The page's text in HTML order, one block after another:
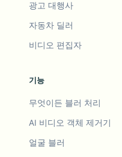
광고 대행사
자동차 딜러
비디오 편집자
기능
무엇이든 블러 처리
AI 비디오 객체 제거기
얼굴 블러